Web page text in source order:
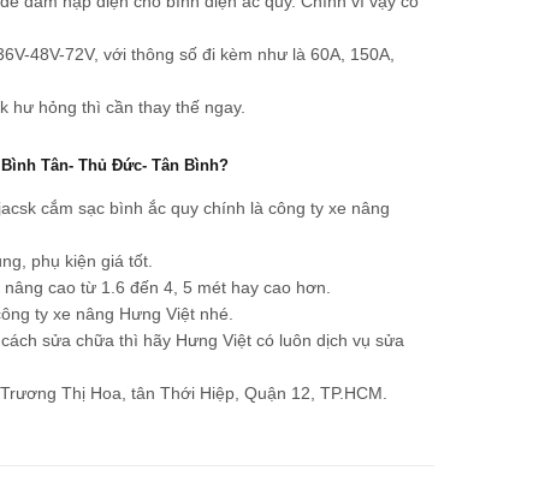
48V-72V, với thông số đi kèm như là 60A, 150A,
hư hỏng thì cần thay thế ngay.
Tân- Thủ Đức- Tân Bình?
cắm sạc bình ắc quy chính là công ty xe nâng
phụ kiện giá tốt.
cao từ 1.6 đến 4, 5 mét hay cao hơn.
ty xe nâng Hưng Việt nhé.
sửa chữa thì hãy Hưng Việt có luôn dịch vụ sửa
Thị Hoa, tân Thới Hiệp, Quận 12, TP.HCM.